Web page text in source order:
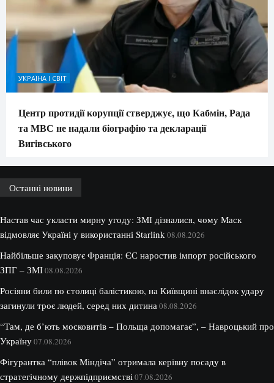
УКРАЇНА І СВІТ
Центр протидії корупції стверджує, що Кабмін, Рада
та МВС не надали біографію та декларації
Вигівського
Останні новини
Настав час укласти мирну угоду: ЗМІ дізналися, чому Маск
відмовляє Україні у використанні Starlink 08.08.2026
Найбільше закуповує Франція: ЄС наростив імпорт російського
ЗПГ – ЗМІ08.08.2026
Росіяни били по столиці балістикою, на Київщині внаслідок удару
загинули троє людей, серед них дитина 08.08.2026
“Там, де б’ють московитів – Польща допомагає”, – Навроцький про
Україну07.08.2026
Фігурантка “плівок Міндіча” отримала керівну посаду в
стратегічному держпідприємстві 07.08.2026